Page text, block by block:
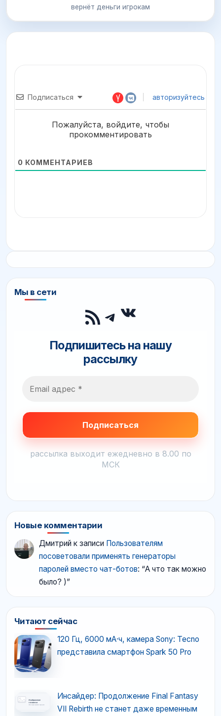
вернёт деньги игрокам
Подписаться авторизуйтесь
Пожалуйста, войдите, чтобы
прокомментировать
0 КОММЕНТАРИЕВ
Мы в сети
RSS-лента
Telegram
ВКонтакте
Подпишитесь на нашу
рассылку
рассылка выходит ежедневно в 8.00 по
МСК
Новые комментарии
Дмитрий к записи Пользователям
посоветовали применять генераторы
паролей вместо чат-ботов: “А что так можно
было? )”
Читают сейчас
120 Гц, 6000 мА·ч, камера Sony: Tecno
представила смартфон Spark 50 Pro
Инсайдер: Продолжение Final Fantasy
VII Rebirth не станет даже временным